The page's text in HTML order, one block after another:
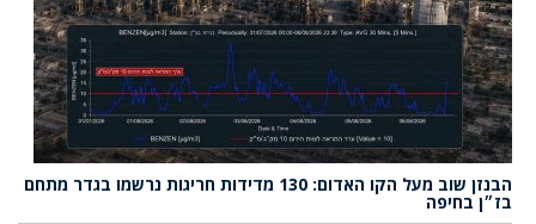
הבנזן שוב מעל הקו האדום: 130 מדידות חריגות נרשמו בגדר מתחם
בז״ן בחיפה